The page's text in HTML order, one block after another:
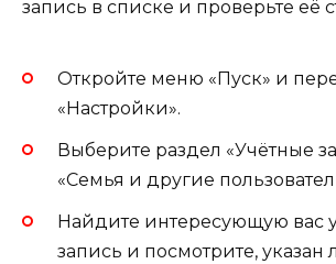
запись в списке и проверьте её
Откройте меню «Пуск» и
«Настройки».
Выберите раздел «Учётные
«Семья и другие
Найдите интересующую вас
запись и посмотрите, указан